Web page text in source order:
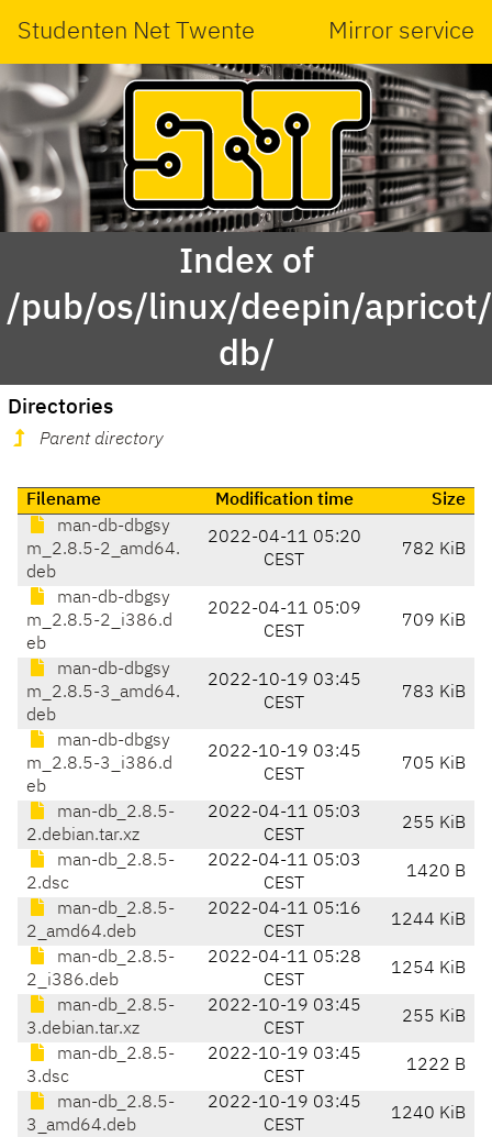
Studenten Net Twente Mirror service
Index of
/pub/os/linux/deepin/
db/
Directories
Parent directory
Filename Modification time
Size
man-db-dbgsy
m_2.8.5-2_amd64.
deb
2022-04-11 05:20
CEST
782 KiB
man-db-dbgsy
m_2.8.5-2_i386.d
eb
2022-04-11 05:09
CEST
709 KiB
man-db-dbgsy
m_2.8.5-3_amd64.
deb
2022-10-19 03:45
CEST
783 KiB
man-db-dbgsy
m_2.8.5-3_i386.d
eb
2022-10-19 03:45
CEST
705 KiB
man-db_2.8.5-
2.debian.tar.xz
2022-04-11 05:03
CEST
255 KiB
man-db_2.8.5-
2.dsc
2022-04-11 05:03
CEST
1420 B
man-db_2.8.5-
2_amd64.deb
2022-04-11 05:16
CEST
1244 KiB
man-db_2.8.5-
2_i386.deb
2022-04-11 05:28
CEST
1254 KiB
man-db_2.8.5-
3.debian.tar.xz
2022-10-19 03:45
CEST
255 KiB
man-db_2.8.5-
3.dsc
2022-10-19 03:45
CEST
1222 B
man-db_2.8.5-
3_amd64.deb
2022-10-19 03:45
CEST
1240 KiB